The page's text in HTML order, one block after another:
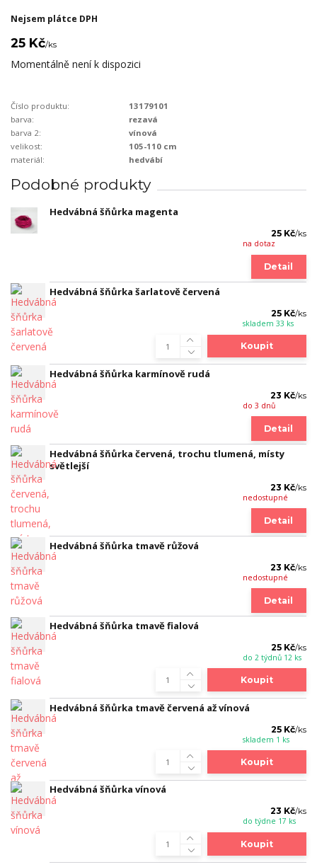
Nejsem plátce DPH
25 Kč/ks
Momentálně není k dispozici
Číslo produktu:
13179101
barva:
rezavá
barva 2:
vínová
velikost:
105-110 cm
materiál:
hedvábí
Podobné produkty
Hedvábná šňůrka magenta
25 Kč/ks
na dotaz
Detail
Hedvábná šňůrka šarlatově červená
25 Kč/ks
skladem 33 ks
Koupit
Hedvábná šňůrka karmínově rudá
23 Kč/ks
do 3 dnů
Detail
Hedvábná šňůrka červená, trochu tlumená, místy
světlejší
23 Kč/ks
nedostupné
Detail
Hedvábná šňůrka tmavě růžová
23 Kč/ks
nedostupné
Detail
Hedvábná šňůrka tmavě fialová
25 Kč/ks
do 2 týdnů 12 ks
Koupit
Hedvábná šňůrka tmavě červená až vínová
25 Kč/ks
skladem 1 ks
Koupit
Hedvábná šňůrka vínová
23 Kč/ks
do týdne 17 ks
Koupit